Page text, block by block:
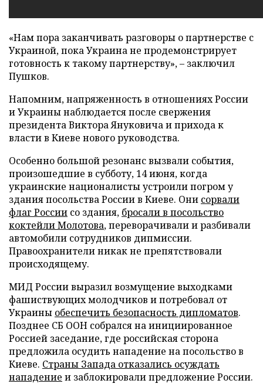
«Нам пора заканчивать разговоры о партнерстве с
Украиной, пока Украина не продемонстрирует
готовность к такому партнерству», – заключил
Пушков.
Напомним, напряженность в отношениях России
и Украины наблюдается после свержения
президента Виктора Януковича и прихода к
власти в Киеве нового руководства.
Особенно большой резонанс вызвали события,
произошедшие в субботу, 14 июня, когда
украинские националисты устроили погром у
здания посольства России в Киеве. Они сорвали
флаг России со здания, бросали в посольство
коктейли Молотова, переворачивали и разбивали
автомобили сотрудников дипмиссии.
Правоохранители никак не препятствовали
происходящему.
МИД России выразил возмущение выходками
фашиствующих молодчиков и потребовал от
Украины обеспечить безопасность дипломатов.
Позднее СБ ООН собрался на инициированное
Россией заседание, где российская сторона
предложила осудить нападение на посольство в
Киеве. Страны Запада отказались осуждать
нападение и заблокировали предложение России.